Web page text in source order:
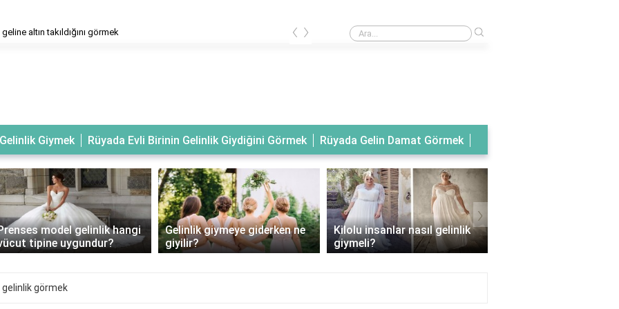
altın takıldığını görmek Rüyada tanıdık birinin gelinlik giydiğini görmek
‹ ›
Giymek Rüyada Evli Birinin Gelinlik Giydiğini Görmek Rüyada Gelin Damat Görmek
model gelinlik hangi
tipine uygundur?
Gelinlik giymeye giderken ne
giyilir?
Kilolu insanlar nasıl gelinlik
giymeli?
›
görmek